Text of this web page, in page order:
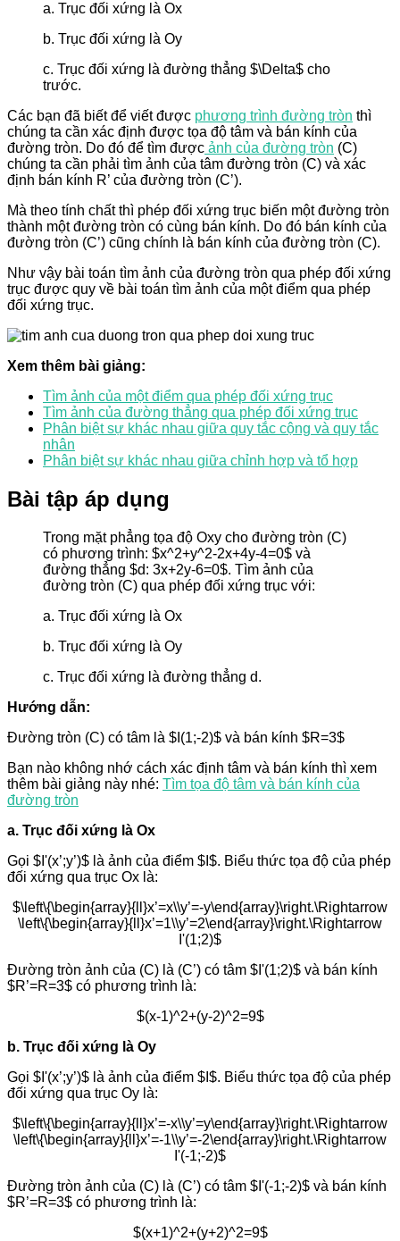
a. Trục đối xứng là Ox
b. Trục đối xứng là Oy
c. Trục đối xứng là đường thẳng $\Delta$ cho
trước.
Các bạn đã biết để viết được phương trình đường tròn thì
chúng ta cần xác định được tọa độ tâm và bán kính của
đường tròn. Do đó để tìm được ảnh của đường tròn (C)
chúng ta cần phải tìm ảnh của tâm đường tròn (C) và xác
định bán kính R’ của đường tròn (C’).
Mà theo tính chất thì phép đối xứng trục biến một đường tròn
thành một đường tròn có cùng bán kính. Do đó bán kính của
đường tròn (C’) cũng chính là bán kính của đường tròn (C).
Như vậy bài toán tìm ảnh của đường tròn qua phép đối xứng
trục được quy về bài toán tìm ảnh của một điểm qua phép
đối xứng trục.
Xem thêm bài giảng:
Tìm ảnh của một điểm qua phép đối xứng trục
Tìm ảnh của đường thẳng qua phép đối xứng trục
Phân biệt sự khác nhau giữa quy tắc cộng và quy tắc
nhân
Phân biệt sự khác nhau giữa chỉnh hợp và tổ hợp
Bài tập áp dụng
Trong mặt phẳng tọa độ Oxy cho đường tròn (C)
có phương trình: $x^2+y^2-2x+4y-4=0$ và
đường thẳng $d: 3x+2y-6=0$. Tìm ảnh của
đường tròn (C) qua phép đối xứng trục với:
a. Trục đối xứng là Ox
b. Trục đối xứng là Oy
c. Trục đối xứng là đường thẳng d.
Hướng dẫn:
Đường tròn (C) có tâm là $I(1;-2)$ và bán kính $R=3$
Bạn nào không nhớ cách xác định tâm và bán kính thì xem
thêm bài giảng này nhé: Tìm tọa độ tâm và bán kính của
đường tròn
a. Trục đối xứng là Ox
Gọi $I'(x’;y’)$ là ảnh của điểm $I$. Biểu thức tọa độ của phép
đối xứng qua trục Ox là:
$\left\{\begin{array}{ll}x’=x\\y’=-y\end{array}\right.\Rightarrow
\left\{\begin{array}{ll}x’=1\\y’=2\end{array}\right.\Rightarrow
I'(1;2)$
Đường tròn ảnh của (C) là (C’) có tâm $I'(1;2)$ và bán kính
$R’=R=3$ có phương trình là:
$(x-1)^2+(y-2)^2=9$
b. Trục đối xứng là Oy
Gọi $I'(x’;y’)$ là ảnh của điểm $I$. Biểu thức tọa độ của phép
đối xứng qua trục Oy là:
$\left\{\begin{array}{ll}x’=-x\\y’=y\end{array}\right.\Rightarrow
\left\{\begin{array}{ll}x’=-1\\y’=-2\end{array}\right.\Rightarrow
I'(-1;-2)$
Đường tròn ảnh của (C) là (C’) có tâm $I'(-1;-2)$ và bán kính
$R’=R=3$ có phương trình là:
$(x+1)^2+(y+2)^2=9$